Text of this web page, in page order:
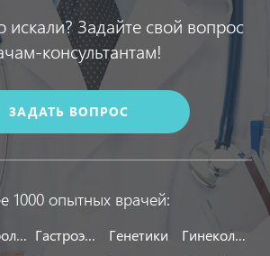
Задайте свой вопрос
консультантам!
ЗАДАТЬ ВОПРОС
1000 опытных врачей:
Венерологи Гастроэнтерологи Генетики
Гинекологи